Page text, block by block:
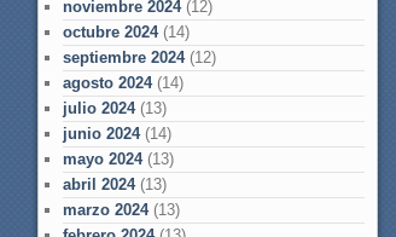
noviembre 2024(12)
octubre 2024(14)
septiembre 2024(12)
agosto 2024(14)
julio 2024(13)
junio 2024(14)
mayo 2024(13)
abril 2024(13)
marzo 2024(13)